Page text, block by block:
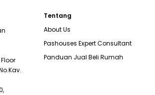
Tentang
About Us
Pashouses Expert Consultant
Panduan Jual Beli Rumah